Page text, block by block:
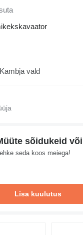
vald
sõidukeid
seda koos meiega!
Lisa kuulutus